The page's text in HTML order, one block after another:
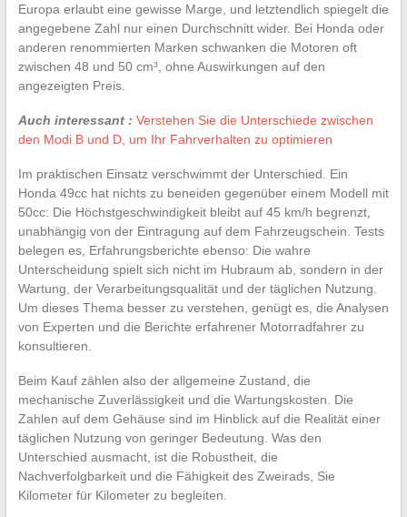
Europa erlaubt eine gewisse Marge, und letztendlich spiegelt die
angegebene Zahl nur einen Durchschnitt wider. Bei Honda oder
anderen renommierten Marken schwanken die Motoren oft
zwischen 48 und 50 cm³, ohne Auswirkungen auf den
angezeigten Preis.
Auch interessant : Verstehen Sie die Unterschiede zwischen
den Modi B und D, um Ihr Fahrverhalten zu optimieren
Im praktischen Einsatz verschwimmt der Unterschied. Ein
Honda 49cc hat nichts zu beneiden gegenüber einem Modell mit
50cc: Die Höchstgeschwindigkeit bleibt auf 45 km/h begrenzt,
unabhängig von der Eintragung auf dem Fahrzeugschein. Tests
belegen es, Erfahrungsberichte ebenso: Die wahre
Unterscheidung spielt sich nicht im Hubraum ab, sondern in der
Wartung, der Verarbeitungsqualität und der täglichen Nutzung.
Um dieses Thema besser zu verstehen, genügt es, die Analysen
von Experten und die Berichte erfahrener Motorradfahrer zu
konsultieren.
Beim Kauf zählen also der allgemeine Zustand, die
mechanische Zuverlässigkeit und die Wartungskosten. Die
Zahlen auf dem Gehäuse sind im Hinblick auf die Realität einer
täglichen Nutzung von geringer Bedeutung. Was den
Unterschied ausmacht, ist die Robustheit, die
Nachverfolgbarkeit und die Fähigkeit des Zweirads, Sie
Kilometer für Kilometer zu begleiten.